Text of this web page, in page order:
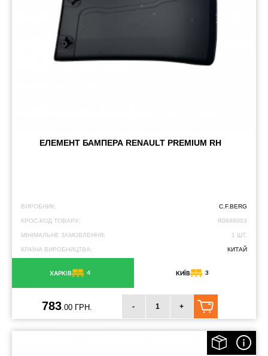
ЕЛЕМЕНТ БАМПЕРА RENAULT PREMIUM RH
ВИРОБНИК: C.F.BERG
КРОС-КОД ТОВАРУ: R0688003
МІНІМАЛЬНЕ ЗАМОВЛЕННЯ: 1 ШТ.
КРАЇНА ВИРОБНИЦТВА: КИТАЙ
ХАРКІВ 4 КИЇВ 3
783.00 ГРН. - +